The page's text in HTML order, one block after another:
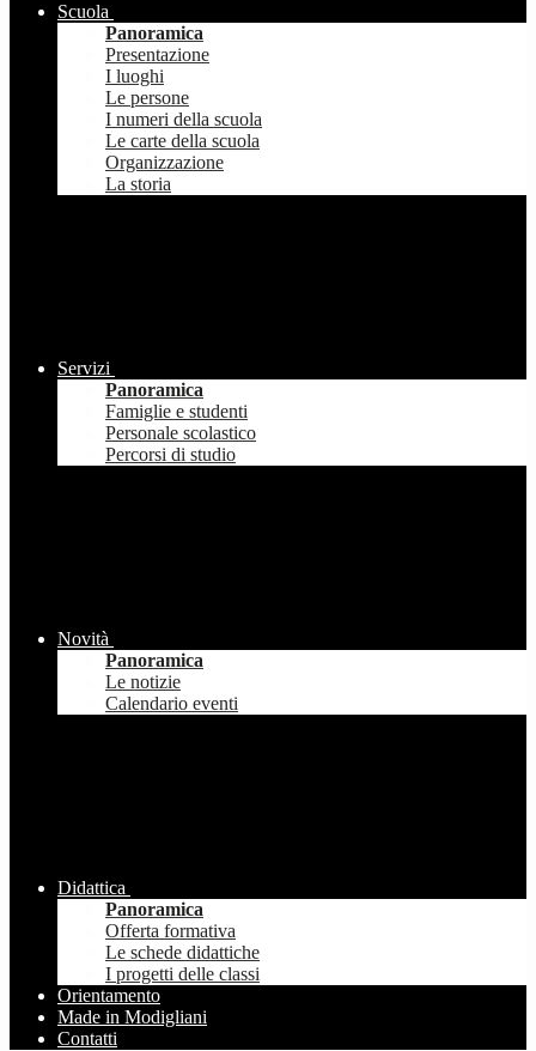
Scuola
Panoramica
Presentazione
I luoghi
Le persone
I numeri della scuola
Le carte della scuola
Organizzazione
La storia
Servizi
Panoramica
Famiglie e studenti
Personale scolastico
Percorsi di studio
Novità
Panoramica
Le notizie
Calendario eventi
Didattica
Panoramica
Offerta formativa
Le schede didattiche
I progetti delle classi
Orientamento
Made in Modigliani
Contatti